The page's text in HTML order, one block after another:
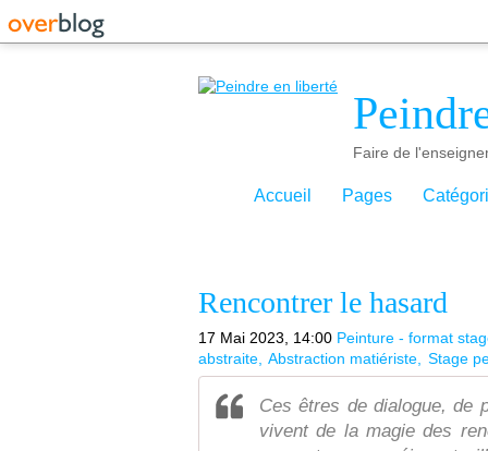
Faire de
Accueil Pages
Rencontrer le hasard
17 Mai 2023, 14:00 Peinture - format
abstraite Abstraction matiériste Stage
Ces êtres de dialogue, de
vivent de la magie des